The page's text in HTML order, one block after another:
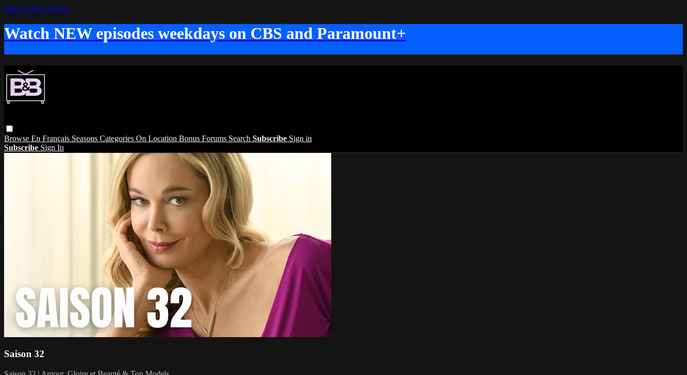
Skip to main content
Watch NEW episodes weekdays on CBS and Paramount+
Browse En Français Seasons Categories On Location Bonus Forums Search Subscribe Sign in
Subscribe Sign In
Saison 32